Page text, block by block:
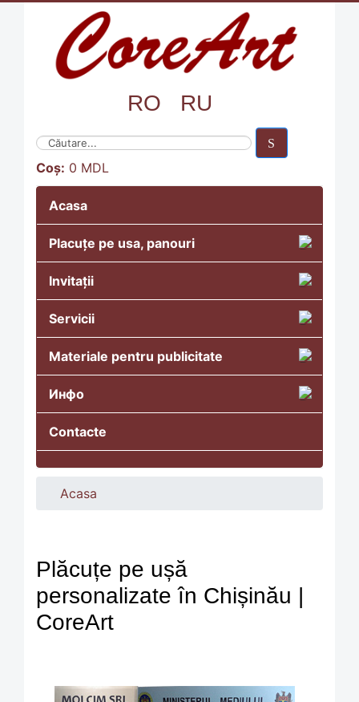
RO RU
Coș: 0 MDL
Acasa
Placuțe pe usa, panouri
Invitații
Servicii
Materiale pentru publicitate
Инфо
Contacte
Acasa
Plăcuțe pe ușă
personalizate în Chișinău |
CoreArt